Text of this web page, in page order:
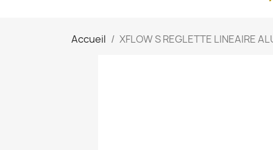
Accueil XFLOW S REGLETTE LINEAIRE